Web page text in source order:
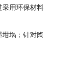
采用环保材料
埚；针对陶